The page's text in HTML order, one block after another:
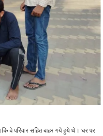
वे परिवार सहित बाहर गये हुये थे। घर पर